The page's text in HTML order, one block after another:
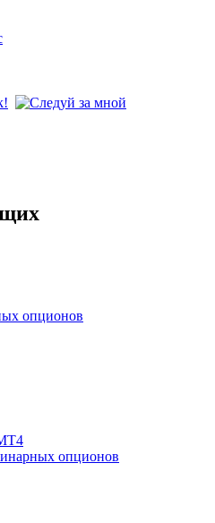
опционов
опционов